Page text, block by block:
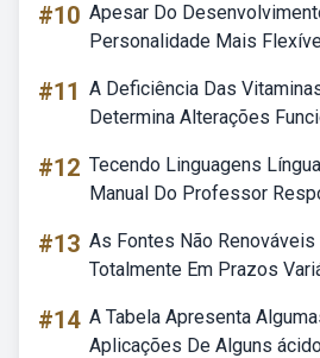
#10 Apesar Do
Personalidade Mais
#11 A Deficiência Das
Determina Alterações
#12 Tecendo Linguagens
Manual Do Professor
#13 As Fontes Não
Totalmente Em Prazos
#14 A Tabela Apresenta
Aplicações De Alguns